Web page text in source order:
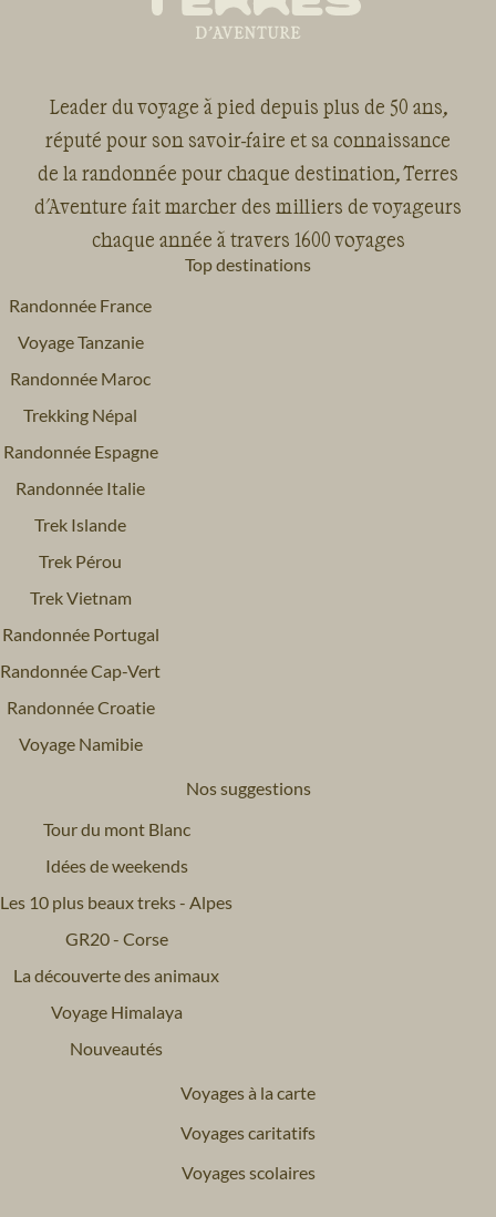
Leader du voyage à pied depuis plus de 50 ans,
réputé pour son savoir-faire et sa connaissance
de la randonnée pour chaque destination, Terres
d'Aventure fait marcher des milliers de voyageurs
chaque année à travers 1600 voyages
Top destinations
Randonnée France
Voyage Tanzanie
Randonnée Maroc
Trekking Népal
Randonnée Espagne
Randonnée Italie
Trek Islande
Trek Pérou
Trek Vietnam
Randonnée Portugal
Randonnée Cap-Vert
Randonnée Croatie
Voyage Namibie
Nos suggestions
Tour du mont Blanc
Idées de weekends
Les 10 plus beaux treks - Alpes
GR20 - Corse
La découverte des animaux
Voyage Himalaya
Nouveautés
Voyages à la carte
Voyages caritatifs
Voyages scolaires